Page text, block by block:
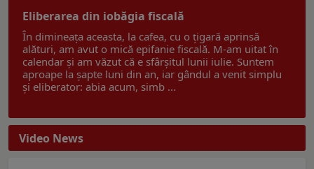
Eliberarea din iobăgia fiscală
În dimineața aceasta, la cafea, cu o țigară aprinsă
alături, am avut o mică epifanie fiscală. M-am uitat în
calendar și am văzut că e sfârșitul lunii iulie. Suntem
aproape la șapte luni din an, iar gândul a venit simplu
și eliberator: abia acum, simb ...
Video News